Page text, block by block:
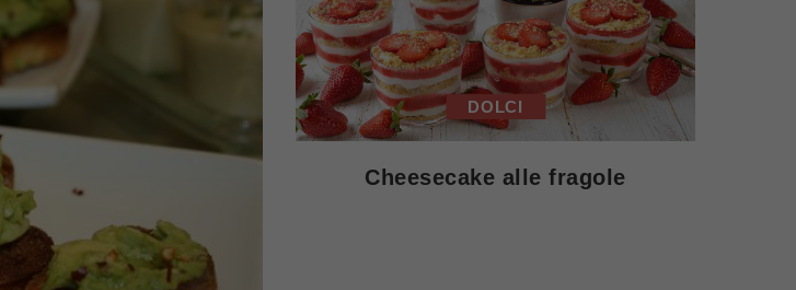
DOLCI
Cheesecake alle fragole